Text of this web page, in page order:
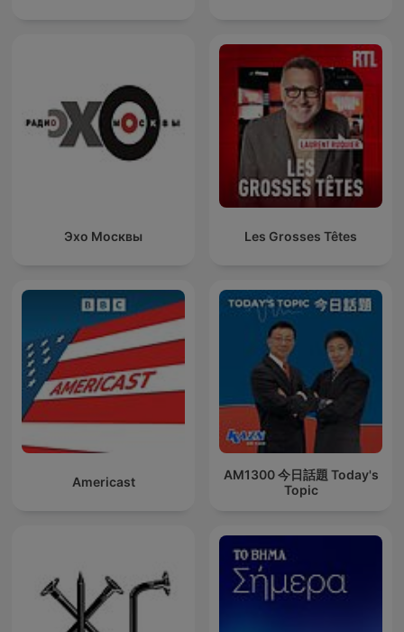
Эхо Москвы Les Grosses Têtes
Americast
AM1300 今日話題 Today's
Topic